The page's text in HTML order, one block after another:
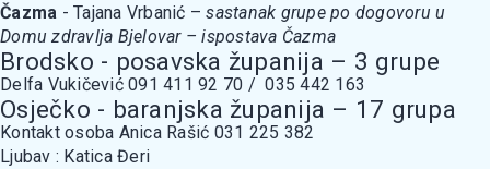
Čazma - Tajana Vrbanić –sastanak grupe po dogovoru u
Domu zdravlja Bjelovar – ispostava Čazma
Brodsko - posavska županija – 3 grupe
Delfa Vukičević 091 411 92 70 / 035 442 163
Osječko - baranjska županija – 17 grupa
Kontakt osoba Anica Rašić 031 225 382
Ljubav : Katica Đeri